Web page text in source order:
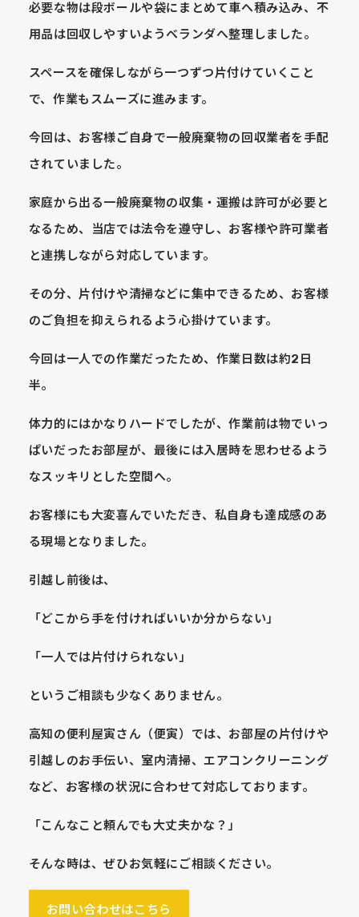
必要な物は段ボールや袋にまとめて車へ積み込み、不
用品は回収しやすいようベランダへ整理しました。
スペースを確保しながら一つずつ片付けていくこと
で、作業もスムーズに進みます。
今回は、お客様ご自身で一般廃棄物の回収業者を手配
されていました。
家庭から出る一般廃棄物の収集・運搬は許可が必要と
なるため、当店では法令を遵守し、お客様や許可業者
と連携しながら対応しています。
その分、片付けや清掃などに集中できるため、お客様
のご負担を抑えられるよう心掛けています。
今回は一人での作業だったため、作業日数は約2日
半。
体力的にはかなりハードでしたが、作業前は物でいっ
ぱいだったお部屋が、最後には入居時を思わせるよう
なスッキリとした空間へ。
お客様にも大変喜んでいただき、私自身も達成感のあ
る現場となりました。
引越し前後は、
「どこから手を付ければいいか分からない」
「一人では片付けられない」
というご相談も少なくありません。
高知の便利屋寅さん（便寅）では、お部屋の片付けや
引越しのお手伝い、室内清掃、エアコンクリーニング
など、お客様の状況に合わせて対応しております。
「こんなこと頼んでも大丈夫かな？」
そんな時は、ぜひお気軽にご相談ください。
お問い合わせはこちら